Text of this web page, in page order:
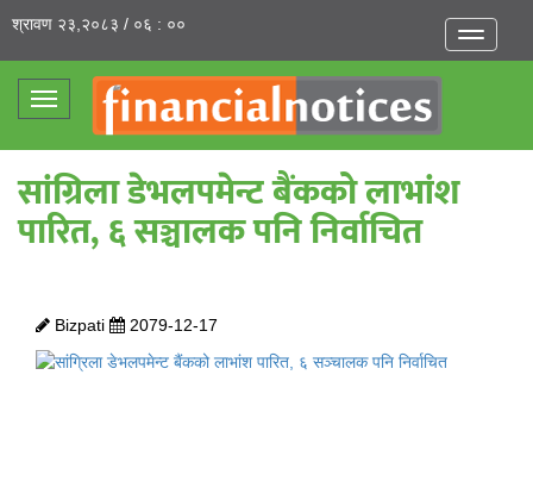
Toggle
श्रावण २३,२०८३ / ०६ : ००
Toggle
सांग्रिला डेभलपमेन्ट बैंकको लाभांश
पारित, ६ सञ्चालक पनि निर्वाचित
Bizpati 2079-12-17